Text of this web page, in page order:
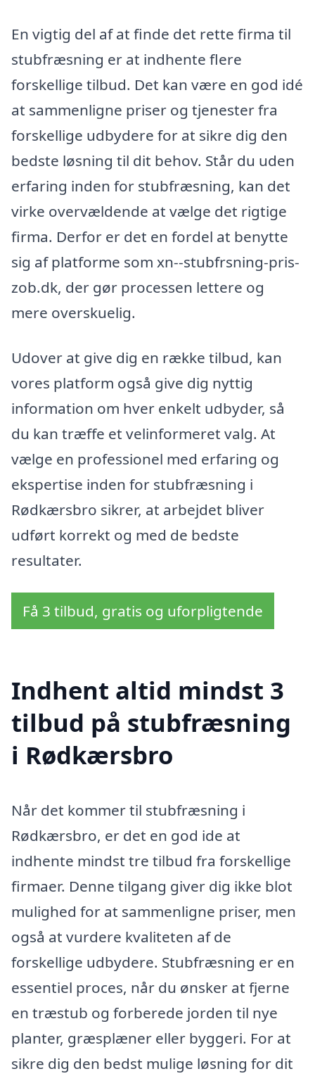
En vigtig del af at finde det rette firma til
stubfræsning er at indhente flere
forskellige tilbud. Det kan være en god idé
at sammenligne priser og tjenester fra
forskellige udbydere for at sikre dig den
bedste løsning til dit behov. Står du uden
erfaring inden for stubfræsning, kan det
virke overvældende at vælge det rigtige
firma. Derfor er det en fordel at benytte
sig af platforme som xn--stubfrsning-pris-
zob.dk, der gør processen lettere og
mere overskuelig.
Udover at give dig en række tilbud, kan
vores platform også give dig nyttig
information om hver enkelt udbyder, så
du kan træffe et velinformeret valg. At
vælge en professionel med erfaring og
ekspertise inden for stubfræsning i
Rødkærsbro sikrer, at arbejdet bliver
udført korrekt og med de bedste
resultater.
Få 3 tilbud, gratis og uforpligtende
Indhent altid mindst 3
tilbud på stubfræsning
i Rødkærsbro
Når det kommer til stubfræsning i
Rødkærsbro, er det en god ide at
indhente mindst tre tilbud fra forskellige
firmaer. Denne tilgang giver dig ikke blot
mulighed for at sammenligne priser, men
også at vurdere kvaliteten af de
forskellige udbydere. Stubfræsning er en
essentiel proces, når du ønsker at fjerne
en træstub og forberede jorden til nye
planter, græsplæner eller byggeri. For at
sikre dig den bedst mulige løsning for dit